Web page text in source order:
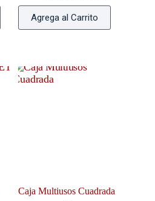
Agrega al Carrito
Caja Multiusos Cuadrada